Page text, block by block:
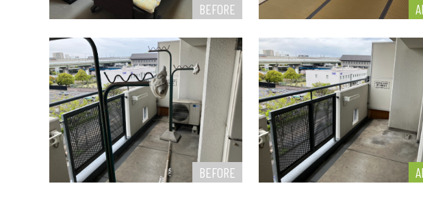
BEFORE
BEFORE